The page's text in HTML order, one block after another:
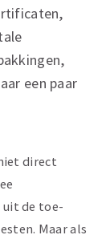
een paar
direct
uit de toe­
Maar als